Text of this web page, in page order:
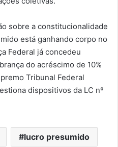
sobre a constitucionalidade
está ganhando corpo no
Federal já concedeu
do acréscimo de 10%
Tribunal Federal
dispositivos da LC nº
lucro presumido